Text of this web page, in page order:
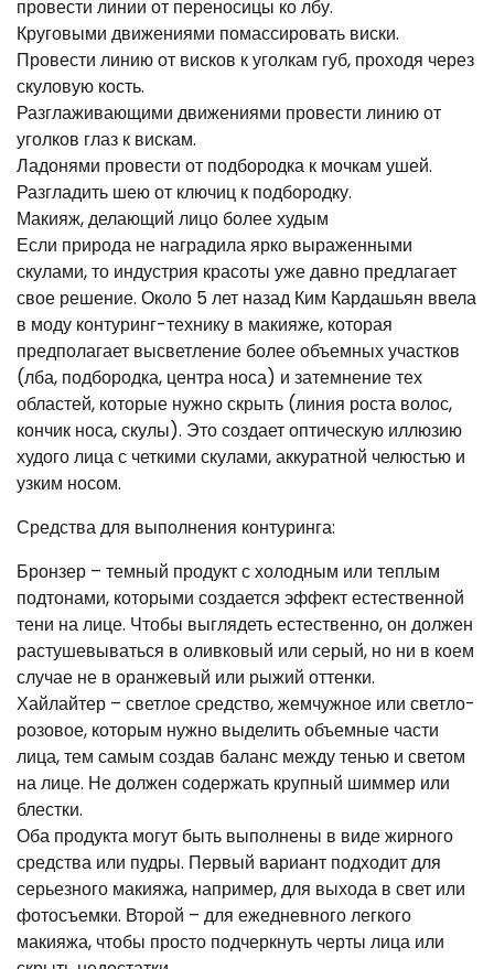
провести линии от переносицы ко лбу.
Круговыми движениями помассировать виски.
Провести линию от висков к уголкам губ, проходя через
скуловую кость.
Разглаживающими движениями провести линию от
уголков глаз к вискам.
Ладонями провести от подбородка к мочкам ушей.
Разгладить шею от ключиц к подбородку.
Макияж, делающий лицо более худым
Если природа не наградила ярко выраженными
скулами, то индустрия красоты уже давно предлагает
свое решение. Около 5 лет назад Ким Кардашьян ввела
в моду контуринг-технику в макияже, которая
предполагает высветление более объемных участков
(лба, подбородка, центра носа) и затемнение тех
областей, которые нужно скрыть (линия роста волос,
кончик носа, скулы). Это создает оптическую иллюзию
худого лица с четкими скулами, аккуратной челюстью и
узким носом.
Средства для выполнения контуринга:
Бронзер – темный продукт с холодным или теплым
подтонами, которыми создается эффект естественной
тени на лице. Чтобы выглядеть естественно, он должен
растушевываться в оливковый или серый, но ни в коем
случае не в оранжевый или рыжий оттенки.
Хайлайтер – светлое средство, жемчужное или светло-
розовое, которым нужно выделить объемные части
лица, тем самым создав баланс между тенью и светом
на лице. Не должен содержать крупный шиммер или
блестки.
Оба продукта могут быть выполнены в виде жирного
средства или пудры. Первый вариант подходит для
серьезного макияжа, например, для выхода в свет или
фотосъемки. Второй – для ежедневного легкого
макияжа, чтобы просто подчеркнуть черты лица или